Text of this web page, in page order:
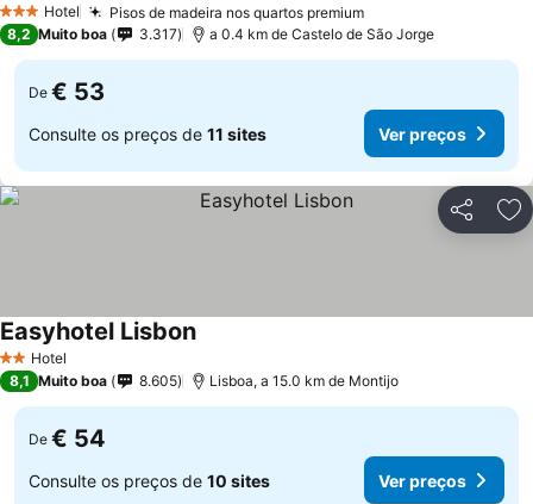
3 EstrelasHotel Pisos de madeira nos quartos premium
8,2 Muito boa 3.317 a 0.4 km de Castelo de São Jorge
De € 53
Consulte os preços de 11 sites Ver preços
Partilhar
2 Estrelas
Hotel
Easyhotel Lisbon
8,1 Muito boa 8.605 Lisboa, a 15.0 km de Montijo
De € 54
Consulte os preços de 10 sites Ver preços